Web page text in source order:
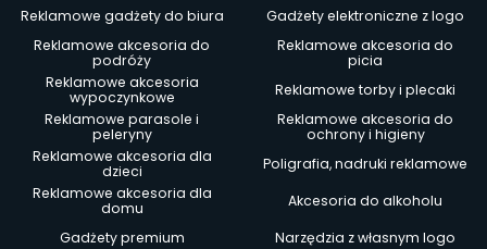
Reklamowe gadżety do biura
Gadżety elektroniczne z logo
Reklamowe akcesoria do
podróży
Reklamowe akcesoria do
picia
Reklamowe akcesoria
wypoczynkowe
Reklamowe torby i plecaki
Reklamowe parasole i
peleryny
Reklamowe akcesoria do
ochrony i higieny
Reklamowe akcesoria dla
dzieci
Poligrafia, nadruki reklamowe
Reklamowe akcesoria dla
domu
Akcesoria do alkoholu
Gadżety premium
Narzędzia z własnym logo